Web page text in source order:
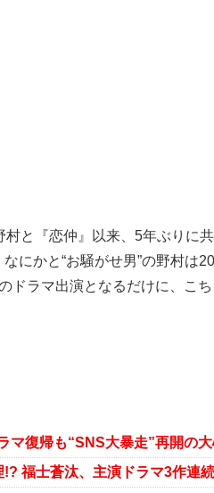
村と『恋仲』以来、5年ぶりに
にかと“お騒がせ男”の野村は
ドラマ出演となるだけに、こ